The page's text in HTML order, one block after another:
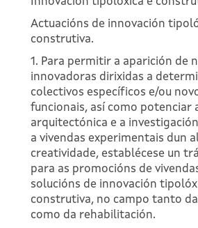
Actuacións de innovación
construtiva.
1. Para permitir a aparición de
innovadoras dirixidas a
colectivos específicos e/ou
funcionais, así como potenciar
arquitectónica e a
a vivendas experimentais dun
creatividade, establécese un
para as promocións de
solucións de innovación
construtiva, no campo tanto
como da rehabilitación.